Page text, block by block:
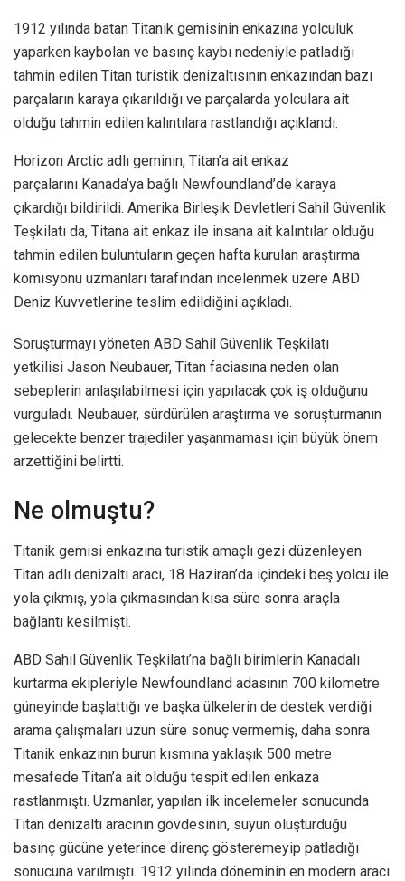
1912 yılında batan Titanik gemisinin enkazına yolculuk
yaparken kaybolan ve basınç kaybı nedeniyle patladığı
tahmin edilen Titan turistik denizaltısının enkazından bazı
parçaların karaya çıkarıldığı ve parçalarda yolculara ait
olduğu tahmin edilen kalıntılara rastlandığı açıklandı.
Horizon Arctic adlı geminin, Titan’a ait enkaz
parçalarını Kanada’ya bağlı Newfoundland’de karaya
çıkardığı bildirildi. Amerika Birleşik Devletleri Sahil Güvenlik
Teşkilatı da, Titana ait enkaz ile insana ait kalıntılar olduğu
tahmin edilen buluntuların geçen hafta kurulan araştırma
komisyonu uzmanları tarafından incelenmek üzere ABD
Deniz Kuvvetlerine teslim edildiğini açıkladı.
Soruşturmayı yöneten ABD Sahil Güvenlik Teşkilatı
yetkilisi Jason Neubauer, Titan faciasına neden olan
sebeplerin anlaşılabilmesi için yapılacak çok iş olduğunu
vurguladı. Neubauer, sürdürülen araştırma ve soruşturmanın
gelecekte benzer trajediler yaşanmaması için büyük önem
arzettiğini belirtti.
Ne olmuştu?
Tıtanik gemisi enkazına turistik amaçlı gezi düzenleyen
Titan adlı denizaltı aracı, 18 Haziran’da içindeki beş yolcu ile
yola çıkmış, yola çıkmasından kısa süre sonra araçla
bağlantı kesilmişti.
ABD Sahil Güvenlik Teşkilatı’na bağlı birimlerin Kanadalı
kurtarma ekipleriyle Newfoundland adasının 700 kilometre
güneyinde başlattığı ve başka ülkelerin de destek verdiği
arama çalışmaları uzun süre sonuç vermemiş, daha sonra
Titanik enkazının burun kısmına yaklaşık 500 metre
mesafede Titan’a ait olduğu tespit edilen enkaza
rastlanmıştı. Uzmanlar, yapılan ilk incelemeler sonucunda
Titan denizaltı aracının gövdesinin, suyun oluşturduğu
basınç gücüne yeterince direnç gösteremeyip patladığı
sonucuna varılmıştı. 1912 yılında döneminin en modern aracı